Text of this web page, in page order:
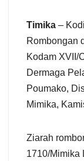
Timika –
Rombongan
Kodam XVII/
Dermaga
Poumako,
Mimika,
Ziarah
1710/Mimika